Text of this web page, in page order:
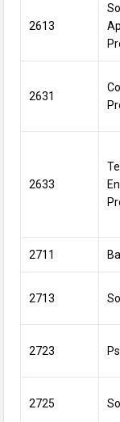
2613
2631
2633
2711
2713
2723
2725